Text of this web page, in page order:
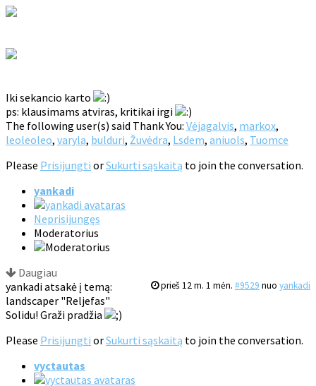
Iki sekancio karto
ps: klausimams atviras, kritikai irgi
The following user(s) said Thank You: Vėjagalvis, markox,
leoleoleo, varyla, bulduri, Žuvėdra, Lsdem, aniuols, Tuomce
Please Prisijungti orSukurti sąskaitą to join the conversation.
yankadi
Neprisijungęs
Moderatorius
Daugiau
prieš 12 m. 1 mėn. #9529 nuo yankadi
yankadi atsakė į temą:
landscaper "Reljefas"
Solidu! Graži pradžia
Please Prisijungti orSukurti sąskaitą to join the conversation.
vyctautas